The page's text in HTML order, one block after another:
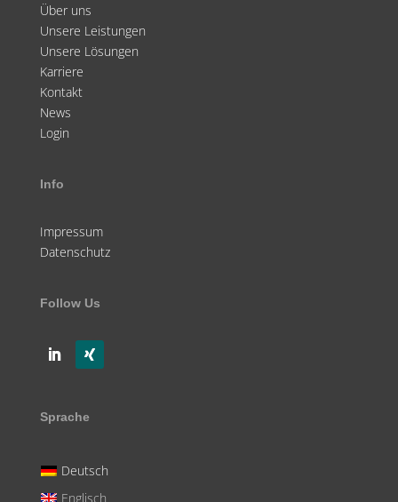
Über uns
Unsere Leistungen
Unsere Lösungen
Karriere
Kontakt
News
Login
Info
Impressum
Datenschutz
Follow Us
Sprache
Deutsch
Englisch